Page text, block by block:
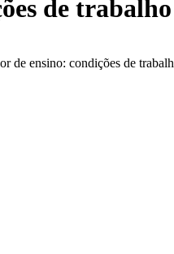
de
ensino: condições de